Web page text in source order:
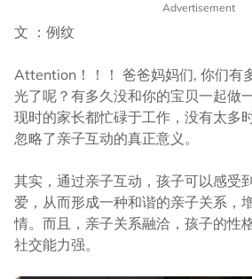
Advertisement
文 ：例纹
Attention！！！ 爸爸妈妈们, 你们有
光了呢？有多久没和你的宝贝一起做
现时的家长都忙碌于工作，没有太多
忽略了亲子互动的真正意义。
其实，通过亲子互动，孩子可以感受
爱，从而形成一种和谐的亲子关系，
情。而且，亲子关系融洽，孩子的性
社交能力强。